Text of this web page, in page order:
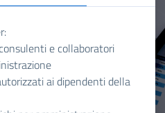
e collaboratori
ai dipendenti della